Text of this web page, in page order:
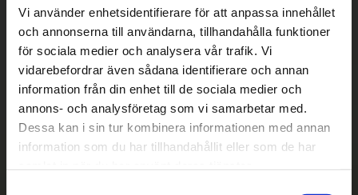
Vi använder enhetsidentifierare för att anpassa innehållet
och annonserna till användarna, tillhandahålla funktioner
för sociala medier och analysera vår trafik. Vi
vidarebefordrar även sådana identifierare och annan
information från din enhet till de sociala medier och
annons- och analysföretag som vi samarbetar med.
Dessa kan i sin tur kombinera informationen med annan
information som du har tillhandahållit eller som de har
Betala säkert
|| Välj ||
Snabba leveranser
||
Eller ||
Hämta på lagret med/utan montering